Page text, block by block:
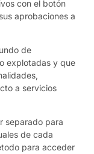
con el botón
aprobaciones a
de
explotadas y que
a servicios
separado para
de cada
para acceder